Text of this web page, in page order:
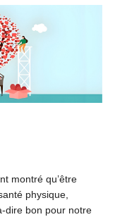
montré qu’être
physique,
dire bon pour notre